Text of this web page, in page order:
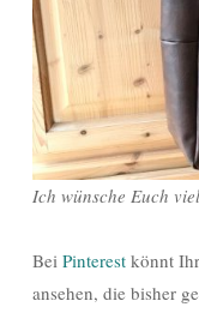
Ich wünsche Euch
Bei Pinterest könnt
ansehen, die bisher